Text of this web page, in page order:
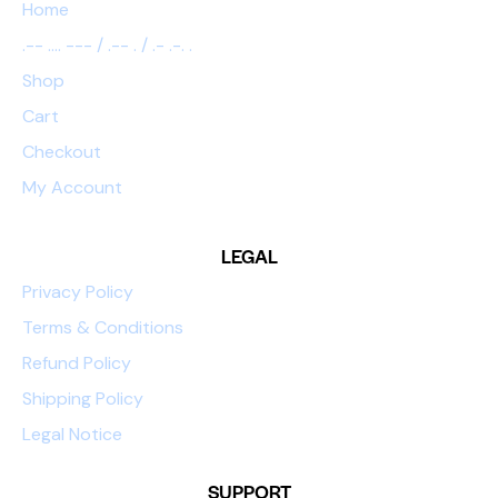
Home
.-- .... --- / .-- . / .- .-. .
Shop
Cart
Checkout
My Account
LEGAL
Privacy Policy
Terms & Conditions
Refund Policy
Shipping Policy
Legal Notice
SUPPORT